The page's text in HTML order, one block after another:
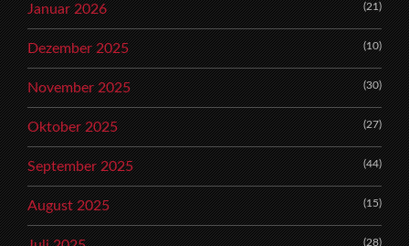
Januar 2026 (21)
Dezember 2025 (10)
November 2025 (30)
Oktober 2025 (27)
September 2025 (44)
August 2025 (15)
(28)